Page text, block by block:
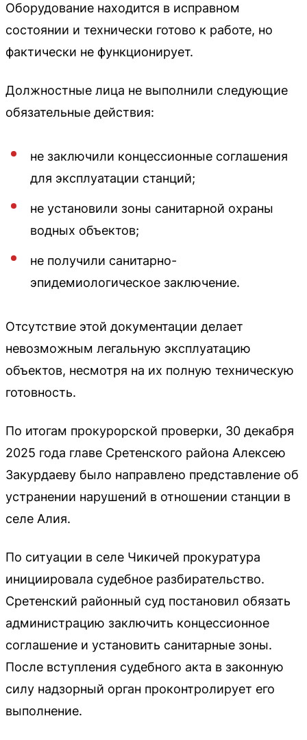
Оборудование находится в исправном
состоянии и технически готово к работе, но
фактически не функционирует.
Должностные лица не выполнили следующие
обязательные действия:
не заключили концессионные соглашения
для эксплуатации станций;
не установили зоны санитарной охраны
водных объектов;
не получили санитарно-
эпидемиологическое заключение.
Отсутствие этой документации делает
невозможным легальную эксплуатацию
объектов, несмотря на их полную техническую
готовность.
По итогам прокурорской проверки, 30 декабря
2025 года главе Сретенского района Алексею
Закурдаеву было направлено представление об
устранении нарушений в отношении станции в
селе Алия.
По ситуации в селе Чикичей прокуратура
инициировала судебное разбирательство.
Сретенский районный суд постановил обязать
администрацию заключить концессионное
соглашение и установить санитарные зоны.
После вступления судебного акта в законную
силу надзорный орган проконтролирует его
выполнение.